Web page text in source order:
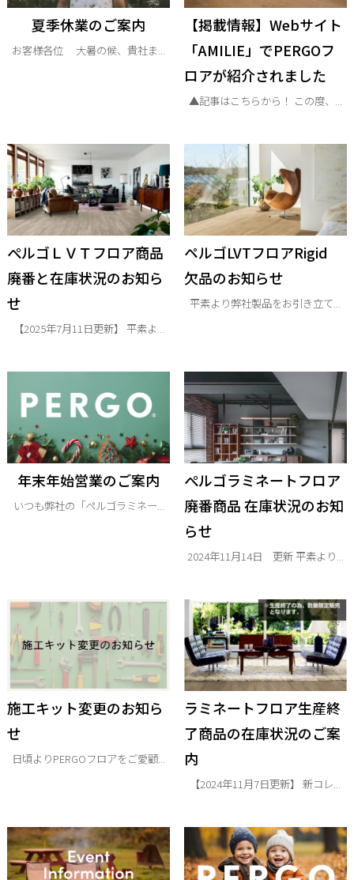
夏季休業のご案内
お客様各位 大暑の候、貴社ま...
【掲載情報】Webサイト
「AMILIE」でPERGOフ
ロアが紹介されました
▲記事はこちらから！ この度、...
ぺルゴＬＶＴフロア商品
廃番と在庫状況のお知ら
せ
【2025年7月11日更新】 平素よ...
ペルゴLVTフロアRigid
欠品のお知らせ
平素より弊社製品をお引き立て...
年末年始営業のご案内
いつも弊社の「ペルゴラミネー...
ぺルゴラミネートフロア
廃番商品 在庫状況のお知
らせ
2024年11月14日 更新 平素より...
施工キット変更のお知ら
せ
日頃よりPERGOフロアをご愛顧...
ラミネートフロア生産終
了商品の在庫状況のご案
内
【2024年11月7日更新】 新コレ...